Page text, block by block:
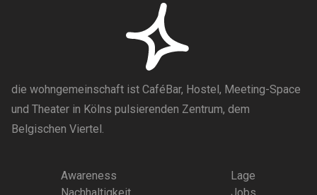
die wohngemeinschaft ist CaféBar, Hostel, Meeting-Space
und Theater in Kölns pulsierenden Zentrum, dem
Belgischen Viertel.
Awareness
Lage